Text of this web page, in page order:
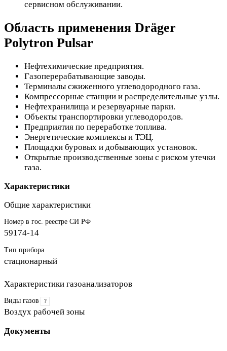
сервисном обслуживании.
Область применения Dräger
Polytron Pulsar
Нефтехимические предприятия.
Газоперерабатывающие заводы.
Терминалы сжиженного углеводородного газа.
Компрессорные станции и распределительные узлы.
Нефтехранилища и резервуарные парки.
Объекты транспортировки углеводородов.
Предприятия по переработке топлива.
Энергетические комплексы и ТЭЦ.
Площадки буровых и добывающих установок.
Открытые производственные зоны с риском утечки
газа.
Характеристики
Общие характеристики
Номер в гос. реестре СИ РФ
59174-14
Тип прибора
стационарный
Характеристики газоанализаторов
Виды газов ?
Воздух рабочей зоны
Документы